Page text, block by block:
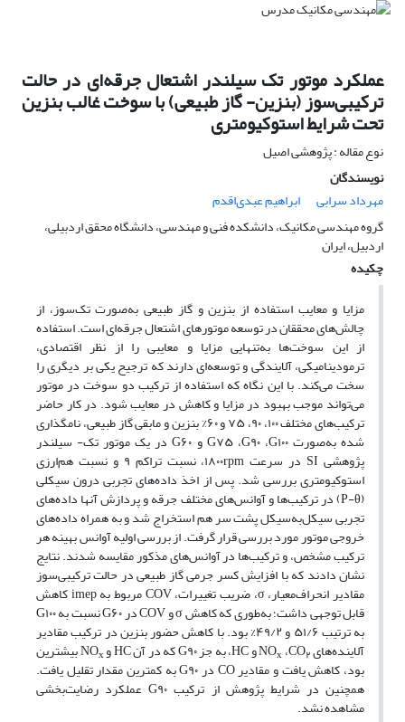
عملکرد موتور تک سیلندر اشتعال جرقه‌ای در حالت
ترکیبی‌سوز (بنزین- گاز طبیعی) با سوخت غالب بنزین
تحت شرایط استوکیومتری
نوع مقاله : پژوهشی اصیل
نویسندگان
مهرداد سرابی
ابراهیم عبدی‌اقدم
گروه مهندسی مکانیک، دانشکده فنی و مهندسی، دانشگاه محقق اردبیلی،
اردبیل، ایران
چکیده
مزایا و معایب استفاده از بنزین و گاز طبیعی به‌صورت تک‌سوز، از
چالش‌های محققان در توسعه موتورهای اشتعال جرقه‌ای است. استفاده
از این سوخت‌ها به‌تنهایی مزایا و معایبی را از نظر اقتصادی،
ترمودینامیکی، آلایندگی و توسعه‌ای دارند که ترجیح یکی بر دیگری را
سخت می‌کند. با این نگاه که استفاده از ترکیب دو سوخت در موتور
می‌تواند موجب بهبود در مزایا و کاهش در معایب شود. در کار حاضر
ترکیب‌های مختلف ۱۰۰، ۹۰، ۷۵ و ۶۰% بنزین و مابقی گاز طبیعی، نامگذاری
شده به‌صورتG۱۰۰،G۹۰،G۷۵و G۶۰در یک موتور تک- سیلندر
پژوهشی SI در سرعت rpm ۱۸۰۰، نسبت تراکم ۹ و نسبت هم‌ارزی
استوکیومتری بررسی شد. پس از اخذ داده‌های تجربی درون سیکلی
(P-θ)در ترکیب‌ها و آوانس‌های مختلف جرقه و پردازش آنها داده­‌های
تجربی سیکل‌به‌سیکل پشت سر هم استخراج شد و به همراه داده‌های
خروجی موتور مورد بررسی قرار گرفت. از بررسی اولیه آوانس بهینه هر
ترکیب مشخص، و ترکیب‌ها در آوانس‌های مذکور مقایسه شدند. نتایج
نشان دادند که با افزایش کسر جرمی گاز طبیعی در حالت ترکیبی‌سوز
مقادیر انحراف‌معیار،σ، ضریب تغییرات،COVمربوط بهimepکاهش
قابل توجهی داشت؛ به‌طوری که کاهشσوCOVدرG۶۰نسبت بهG۱۰۰
به ترتیب ۵۱/۶ و ۴۹/۲% بود. با کاهش حضور بنزین در ترکیب مقادیر
آلاینده‌های CO۲ ، NOx وHC، به جزG۹۰که در آنHCو NOx بیشترین
بود، کاهش یافت و مقادیرCOدرG۹۰به کمترین مقدار تقلیل یافت.
همچنین در شرایط پژوهش از ترکیب G۹۰عملکرد رضایت­‌بخشی
مشاهده نشد.